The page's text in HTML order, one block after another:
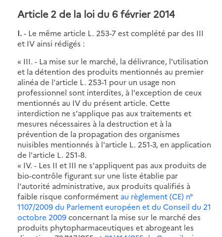
Article 2 de la loi du 6 février 2014
I.- Le même article L. 253-7 est complété par des III
et IV ainsi rédigés :
« III. - La mise sur le marché, la délivrance, l'utilisation
et la détention des produits mentionnés au premier
alinéa de l'article L. 253-1 pour un usage non
professionnel sont interdites, à l'exception de ceux
mentionnés au IV du présent article. Cette
interdiction ne s'applique pas aux traitements et
mesures nécessaires à la destruction et à la
prévention de la propagation des organismes
nuisibles mentionnés à l'article L. 251-3, en application
de l'article L. 251-8.
« IV. - Les II et III ne s'appliquent pas aux produits de
bio-contrôle figurant sur une liste établie par
l'autorité administrative, aux produits qualifiés à
faible risque conformément au règlement (CE) n°
1107/2009 du Parlement européen et du Conseil du 21
octobre 2009concernant la mise sur le marché des
produits phytopharmaceutiques et abrogeant les